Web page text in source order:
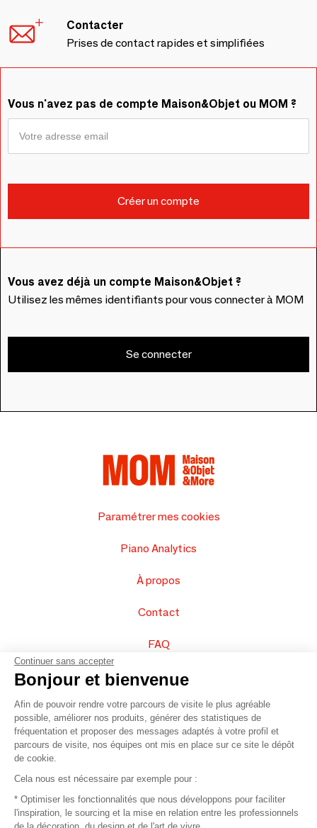
Contacter
Prises de contact rapides et simplifiées
Vous n'avez pas de compte Maison&Objet ou MOM ?
Vous avez déjà un compte Maison&Objet ?
Utilisez les mêmes identifiants pour vous connecter à MOM
Se connecter
Paramétrer mes cookies
Piano Analytics
À propos
Contact
FAQ
Vendez vos produits
Plan du site
© 2016 –Organisation SAFI
Recrutement
Continuer sans accepter
Bonjour et bienvenue
Afin de pouvoir rendre votre parcours de visite le plus agréable
possible, améliorer nos produits, générer des statistiques de
fréquentation et proposer des messages adaptés à votre profil et
parcours de visite, nos équipes ont mis en place sur ce site le dépôt
de cookie.
Cela nous est nécessaire par exemple pour :
* Optimiser les fonctionnalités que nous développons pour faciliter
l'inspiration, le sourcing et la mise en relation entre les professionnels
de la décoration, du design et de l'art de vivre